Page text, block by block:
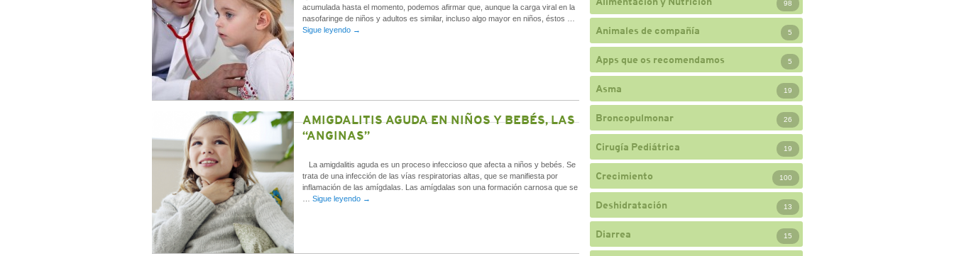
acumulada hasta el momento, podemos afirmar que, aunque la carga viral en la
nasofaringe de niños y adultos es similar, incluso algo mayor en niños, éstos …
Sigue leyendo →
AMIGDALITIS AGUDA EN NIÑOS Y BEBÉS, LAS
“ANGINAS”
La amigdalitis aguda es un proceso infeccioso que afecta a niños y bebés. Se
trata de una infección de las vías respiratorias altas, que se manifiesta por
inflamación de las amígdalas. Las amígdalas son una formación carnosa que se
Sigue leyendo →
98
Animales de compañía 5
Apps que os recomendamos 5
Asma 19
Broncopulmonar 26
Cirugía Pediátrica 19
Crecimiento 100
Deshidratación 13
Diarrea 15